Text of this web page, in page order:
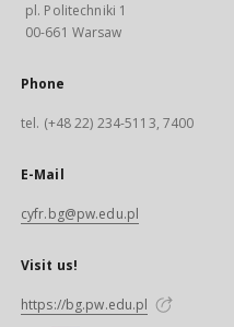
pl. Politechniki 1
00-661 Warsaw
Phone
tel. (+48 22) 234-5113, 7400
E-Mail
cyfr.bg@pw.edu.pl
Visit us!
https://bg.pw.edu.pl